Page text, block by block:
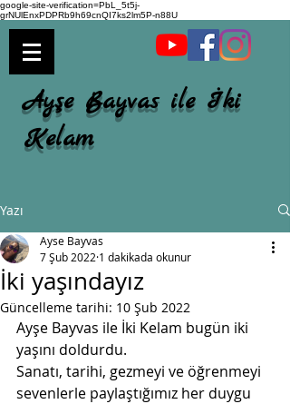
google-site-verification=PbL_5t5j-
grNUlEnxPDPRb9h69cnQI7ks2lm5P-n88U
Ayşe Bayvas ile İki
Kelam
Yazı
İki yaşındayız
Ayse Bayvas
7 Şub 2022 1 dakikada okunur
Güncelleme tarihi: 10 Şub 2022
Ayşe Bayvas ile İki Kelam bugün iki
yaşını doldurdu.
Sanatı, tarihi, gezmeyi ve öğrenmeyi
sevenlerle paylaştığımız her duygu